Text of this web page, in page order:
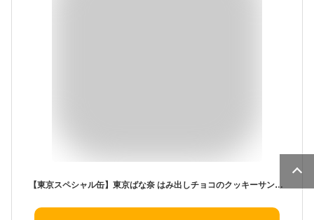
【東京スペシャル缶】東京ばな奈 はみ出しチョコのクッキーサンド スペシャル缶